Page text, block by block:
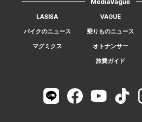
LASISA VAGUE
バイクのニュース
乗りものニュース
マグミクス
オトナンサー
旅費ガイド